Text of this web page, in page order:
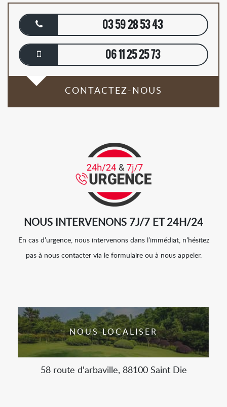
03 59 28 53 43
06 11 25 25 73
CONTACTEZ-NOUS
NOUS INTERVENONS 7J/7 ET 24H/24
En cas d’urgence, nous intervenons dans l’immédiat, n’hésitez
pas à nous contacter via le formulaire ou à nous appeler.
NOUS LOCALISER
58 route d'arbaville, 88100 Saint Die